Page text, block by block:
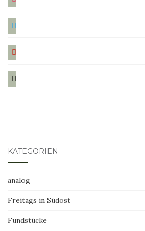
twitter
pinterest
mail
KATEGORIEN
analog
Freitags in Südost
Fundstücke